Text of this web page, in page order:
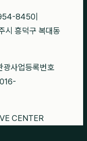
8450
시 흥덕구 복대동
광사업등록번호
CENTER